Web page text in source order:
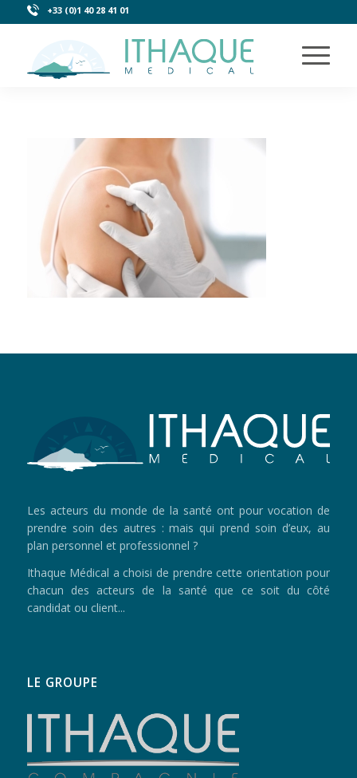
+33 (0)1 40 28 41 01
Les acteurs du monde de la santé ont pour vocation de
prendre soin des autres : mais qui prend soin d’eux, au
plan personnel et professionnel ?
Ithaque Médical a choisi de prendre cette orientation pour
chacun des acteurs de la santé que ce soit du côté
candidat ou client...
LE GROUPE